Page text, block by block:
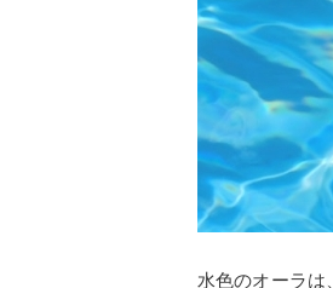
水色のオーラは、